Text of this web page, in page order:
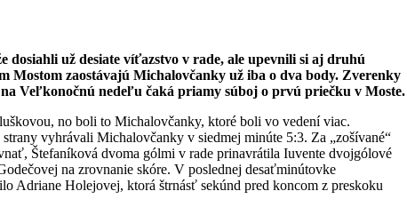
už desiate víťazstvo v rade, ale upevnili si aj druhú
zaostávajú Michalovčanky už iba o dva body. Zverenky
Veľkonočnú nedeľu čaká priamy súboj o prvú priečku v Moste.
no boli to Michalovčanky, ktoré boli vo vedení viac.
vyhrávali Michalovčanky v siedmej minúte 5:3. Za „zošívané“
Štefaníková dvoma gólmi v rade prinavrátila Iuvente dvojgólové
na zrovnanie skóre. V poslednej desaťminútovke
Adriane Holejovej, ktorá štrnásť sekúnd pred koncom z preskoku